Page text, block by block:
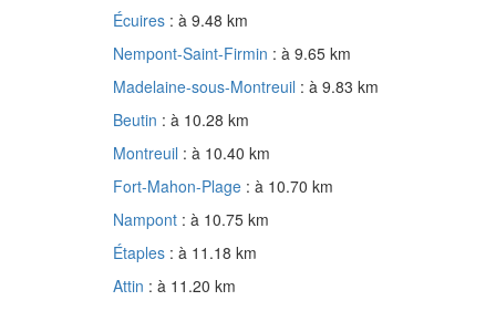
Écuires : à 9.48 km
Nempont-Saint-Firmin : à 9.65 km
Madelaine-sous-Montreuil : à 9.83 km
Beutin : à 10.28 km
Montreuil : à 10.40 km
Fort-Mahon-Plage : à 10.70 km
Nampont : à 10.75 km
Étaples : à 11.18 km
Attin : à 11.20 km